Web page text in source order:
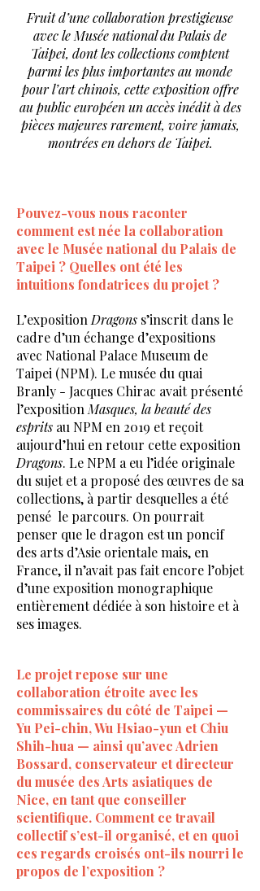
Fruit d’une collaboration prestigieuse
avec le Musée national du Palais de
Taipei, dont les collections comptent
parmi les plus importantes au monde
pour l’art chinois, cette exposition offre
au public européen un accès inédit à des
pièces majeures rarement, voire jamais,
montrées en dehors de Taipei.
Pouvez-vous nous raconter
comment est née la collaboration
avec le Musée national du Palais de
Taipei ? Quelles ont été les
intuitions fondatrices du projet ?
L’exposition Dragons s’inscrit dans le
cadre d’un échange d’expositions
avec National Palace Museum de
Taipei (NPM). Le musée du quai
Branly - Jacques Chirac avait présenté
l’exposition Masques, la beauté des
esprits au NPM en 2019 et reçoit
aujourd’hui en retour cette exposition
Dragons. Le NPM a eu l’idée originale
du sujet et a proposé des œuvres de sa
collections, à partir desquelles a été
pensé le parcours. On pourrait
penser que le dragon est un poncif
des arts d’Asie orientale mais, en
France, il n’avait pas fait encore l’objet
d’une exposition monographique
entièrement dédiée à son histoire et à
ses images.
Le projet repose sur une
collaboration étroite avec les
commissaires du côté de Taipei —
Yu Pei-chin, Wu Hsiao-yun et Chiu
Shih-hua — ainsi qu’avec Adrien
Bossard, conservateur et directeur
du musée des Arts asiatiques de
Nice, en tant que conseiller
scientifique. Comment ce travail
collectif s’est-il organisé, et en quoi
ces regards croisés ont-ils nourri le
propos de l’exposition ?